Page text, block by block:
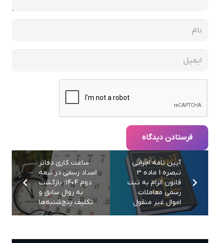
فرستادن دیدگاه
ساعت کاری دفاتر
اسناد رسمی در نیمه
دوم ۱۴۰۴؛ بازگشت
به روال سابق و
تکلیف پنج‌شنبه‌ها
آیین نامه اجرایی
تبصره 1 ماده 3
قانون الزام به ثبت
رسمی معاملات
اموال غیر منقول